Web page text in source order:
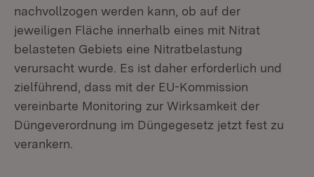
nachvollzogen werden kann, ob auf der
jeweiligen Fläche innerhalb eines mit Nitrat
belasteten Gebiets eine Nitratbelastung
verursacht wurde. Es ist daher erforderlich und
zielführend, dass mit der EU-Kommission
vereinbarte Monitoring zur Wirksamkeit der
Düngeverordnung im Düngegesetz jetzt fest zu
verankern.